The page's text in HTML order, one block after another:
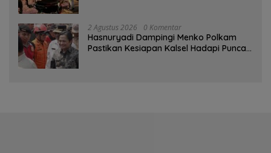
2 Agustus 2026 0 Komentar
Hasnuryadi Dampingi Menko Polkam
Pastikan Kesiapan Kalsel Hadapi Puncak